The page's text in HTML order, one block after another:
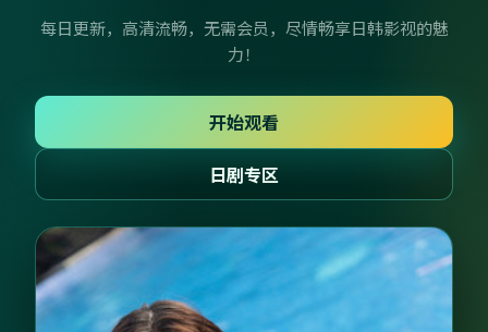
每日更新，高清流畅，无需会员，尽情畅享日韩影视的魅
力！
开始观看
日剧专区